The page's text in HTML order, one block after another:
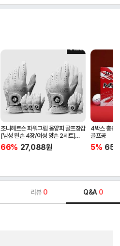
조니헤르슨 파워그립 올양피 골프장갑
[남성 왼손 4장/여성 양손 2세트]
[화이트][케이스포함]
66% 27,088원
4박스 총60
골프공
5%
리뷰 0 Q&A 0